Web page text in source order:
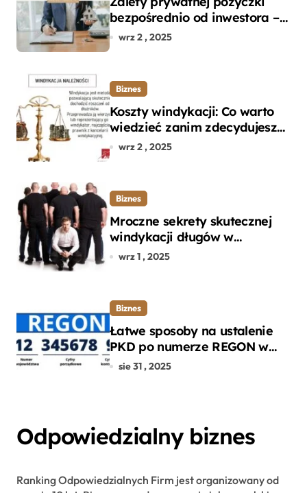
bezpośrednio od inwestora –
dlaczego warto?
wrz 2 , 2025
Biznes
Koszty windykacji: Co warto
wiedzieć zanim zdecydujesz
się na odzyskanie długu?
wrz 2 , 2025
Biznes
Mroczne sekrety skutecznej
windykacji długów w
departamencie windykacji
wrz 1 , 2025
Biznes
Łatwe sposoby na ustalenie
PKD po numerze REGON w
kilku prostych krokach
sie 31 , 2025
Odpowiedzialny biznes
Ranking Odpowiedzialnych Firm jest organizowany od